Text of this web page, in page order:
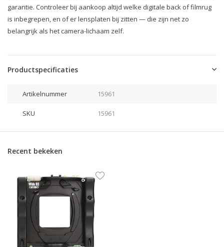
garantie. Controleer bij aankoop altijd welke digitale back of filmrug
is inbegrepen, en of er lensplaten bij zitten — die zijn net zo
belangrijk als het camera-lichaam zelf.
Productspecificaties
Artikelnummer 15961
SKU 15961
Recent bekeken